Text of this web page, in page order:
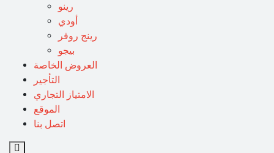
رينو
أودي
رينج روفر
بيجو
العروض الخاصة
التأجير
الامتياز التجاري
الموقع
اتصل بنا